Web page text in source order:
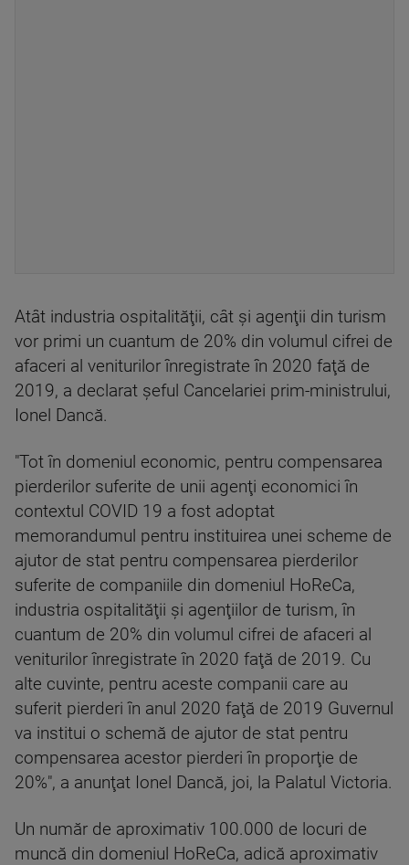
Atât industria ospitalităţii, cât şi agenţii din turism
vor primi un cuantum de 20% din volumul cifrei de
afaceri al veniturilor înregistrate în 2020 faţă de
2019, a declarat şeful Cancelariei prim-ministrului,
Ionel Dancă.
"Tot în domeniul economic, pentru compensarea
pierderilor suferite de unii agenţi economici în
contextul COVID 19 a fost adoptat
memorandumul pentru instituirea unei scheme de
ajutor de stat pentru compensarea pierderilor
suferite de companiile din domeniul HoReCa,
industria ospitalităţii şi agenţiilor de turism, în
cuantum de 20% din volumul cifrei de afaceri al
veniturilor înregistrate în 2020 faţă de 2019. Cu
alte cuvinte, pentru aceste companii care au
suferit pierderi în anul 2020 faţă de 2019 Guvernul
va institui o schemă de ajutor de stat pentru
compensarea acestor pierderi în proporţie de
20%", a anunţat Ionel Dancă, joi, la Palatul Victoria.
Un număr de aproximativ 100.000 de locuri de
muncă din domeniul HoReCa, adică aproximativ